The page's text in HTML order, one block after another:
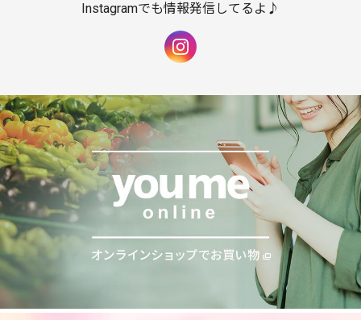
Instagramでも情報発信してるよ♪